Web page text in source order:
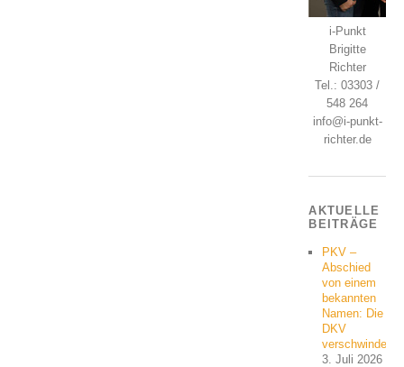
i-Punkt
Brigitte
Richter
Tel.: 03303 /
548 264
info@i-punkt-
richter.de
AKTUELLE
BEITRÄGE
PKV –
Abschied
von einem
bekannten
Namen: Die
DKV
verschwindet
3. Juli 2026